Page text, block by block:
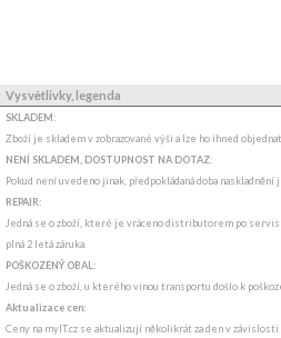
Vysvětlivky, legenda
SKLADEM:
Zboží je skladem v zobrazované výši a lze ho ihned
NENÍ SKLADEM, DOSTUPNOST NA DOTAZ:
Pokud není uvedeno jinak, předpokládaná doba
REPAIR:
Jedná se o zboží, které je vráceno distributorem po
plná 2 letá záruka.
POŠKOZENÝ OBAL:
Jedná se o zboží, u kterého vinou transportu došlo k
Aktualizace cen:
Ceny na myIT.cz se aktualizují několikrát za den v